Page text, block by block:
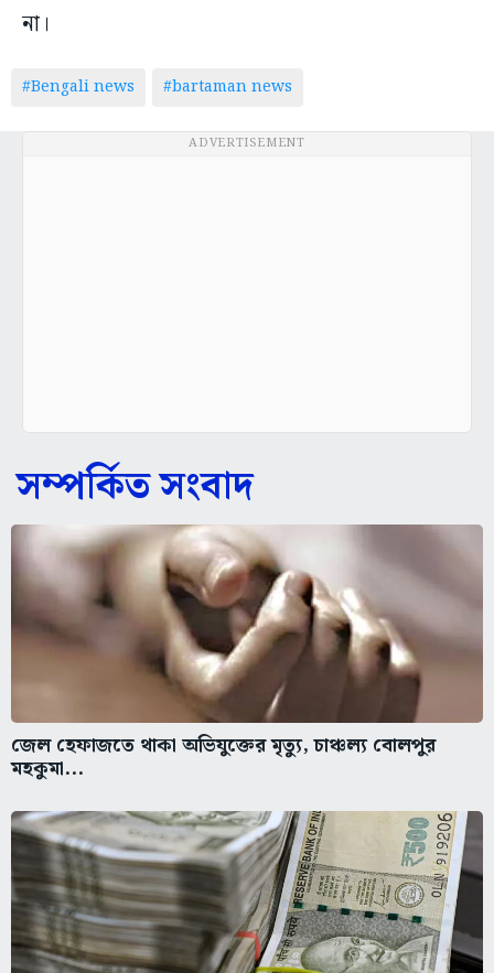
না।
#Bengali news #bartaman news
ADVERTISEMENT
সম্পর্কিত সংবাদ
জেল হেফাজতে থাকা অভিযুক্তের মৃত্যু, চাঞ্চল্য বোলপুর
মহকুমা...